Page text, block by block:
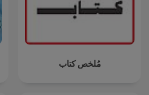
مُلخص كتاب